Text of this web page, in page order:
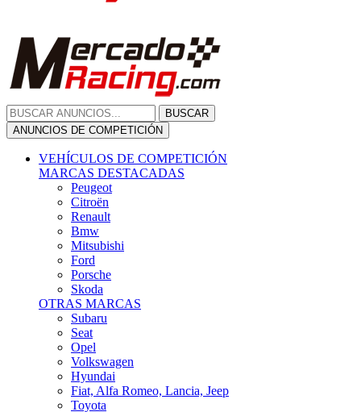
BUSCAR
ANUNCIOS DE COMPETICIÓN
VEHÍCULOS DE COMPETICIÓN
MARCAS DESTACADAS
Peugeot
Citroën
Renault
Bmw
Mitsubishi
Ford
Porsche
Skoda
OTRAS MARCAS
Subaru
Seat
Opel
Volkswagen
Hyundai
Fiat, Alfa Romeo, Lancia, Jeep
Toyota
Suzuki